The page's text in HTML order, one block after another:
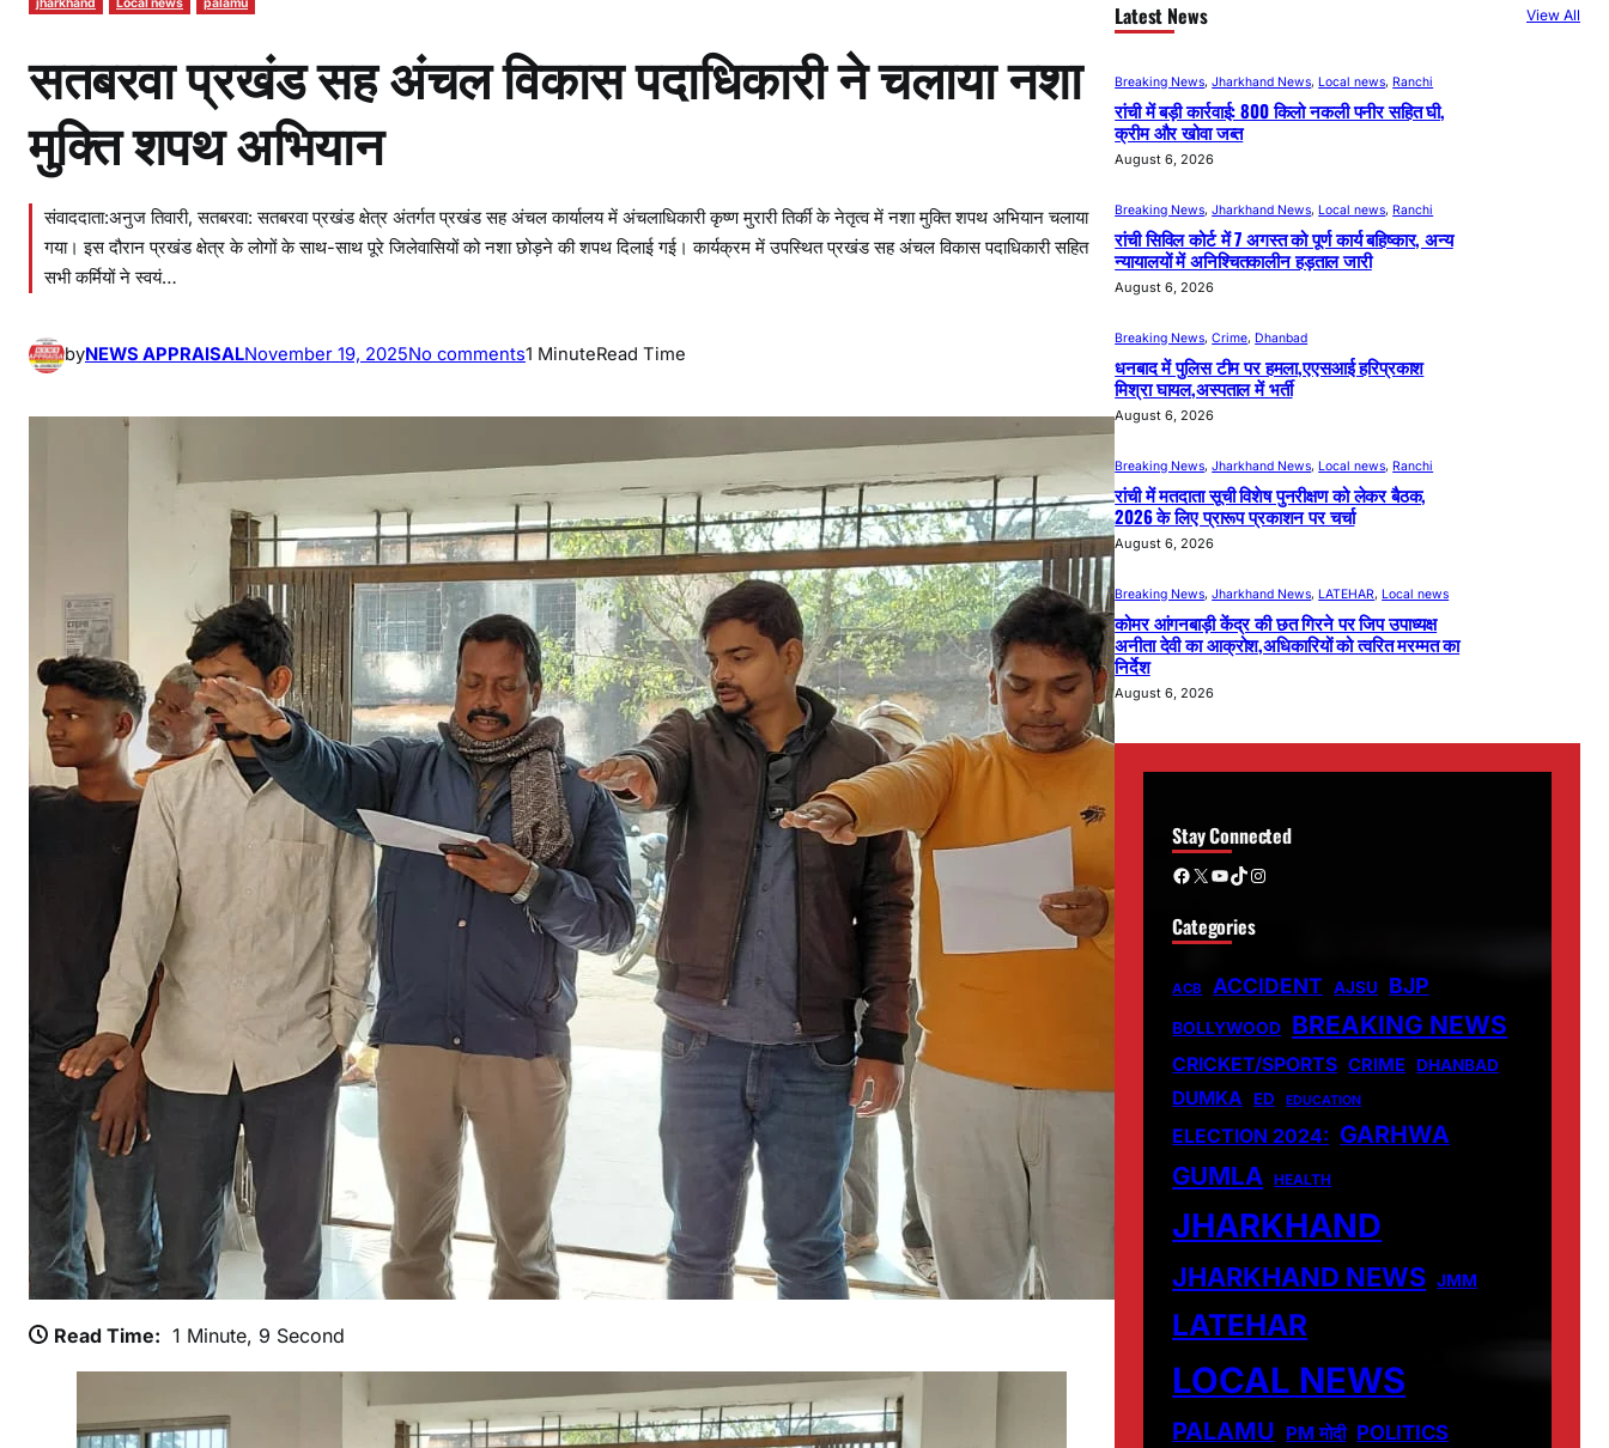
jharkhand Local news palamu
सतबरवा प्रखंड सह अंचल विकास पदाधिकारी ने चलाया नशा
मुक्ति शपथ अभियान
संवाददाता:अनुज तिवारी, सतबरवा: सतबरवा प्रखंड क्षेत्र अंतर्गत प्रखंड सह अंचल कार्यालय में अंचलाधिकारी कृष्ण मुरारी तिर्की के नेतृत्व में नशा मुक्ति शपथ अभियान चलाया
गया। इस दौरान प्रखंड क्षेत्र के लोगों के साथ-साथ पूरे जिलेवासियों को नशा छोड़ने की शपथ दिलाई गई। कार्यक्रम में उपस्थित प्रखंड सह अंचल विकास पदाधिकारी सहित
सभी कर्मियों ने स्वयं…
byNEWS APPRAISALNovember 19, 2025No commentso
स
ब
र
वा
प्र
खं
ड
स
ह
अं
च
ल
वि
का
स
प
दा
री
क्ति
श
अ
भि
या
1 MinuteRead Time
Read Time: 1 Minute, 9 Second
Latest News View All
Breaking News, Jharkhand News, Local news, Ranchi
रांची में बड़ी कार्रवाई: 800 किलो नकली पनीर सहित घी,
क्रीम और खोवा जब्त
August 6, 2026
Breaking News, Jharkhand News, Local news, Ranchi
रांची सिविल कोर्ट में 7 अगस्त को पूर्ण कार्य बहिष्कार, अन्य
न्यायालयों में अनिश्चितकालीन हड़ताल जारी
August 6, 2026
Breaking News, Crime, Dhanbad
धनबाद में पुलिस टीम पर हमला,एएसआई हरिप्रकाश
मिश्रा घायल,अस्पताल में भर्ती
August 6, 2026
Breaking News, Jharkhand News, Local news, Ranchi
रांची में मतदाता सूची विशेष पुनरीक्षण को लेकर बैठक,
2026 के लिए प्रारूप प्रकाशन पर चर्चा
August 6, 2026
Breaking News, Jharkhand News, LATEHAR, Local news
कोमर आंगनबाड़ी केंद्र की छत गिरने पर जिप उपाध्यक्ष
अनीता देवी का आक्रोश,अधिकारियों को त्वरित मरम्मत का
निर्देश
August 6, 2026
Stay Connected
Facebook X YouTube TikTok Instagram
Categories
ACB ACCIDENT AJSU BJP
BOLLYWOOD BREAKING NEWS
CRICKET/SPORTS CRIME DHANBAD
DUMKA ED EDUCATION
ELECTION 2024: GARHWA
GUMLA HEALTH
JHARKHAND
JHARKHAND NEWS JMM
LATEHAR
LOCAL NEWS
PALAMU PM मोदी POLITICS